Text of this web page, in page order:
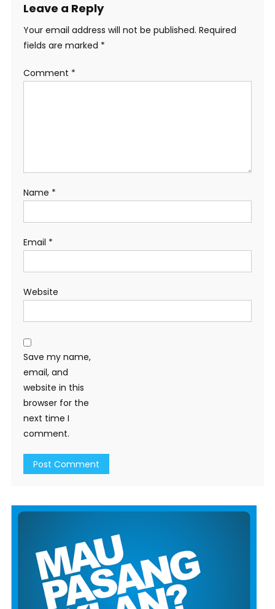
Leave a Reply
Your email address will not be published. Required
fields are marked *
Comment *
Name *
Email *
Website
Save my name,
email, and
website in this
browser for the
next time I
comment.